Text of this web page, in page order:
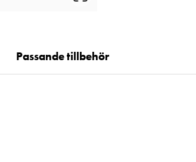
Passande tillbehör